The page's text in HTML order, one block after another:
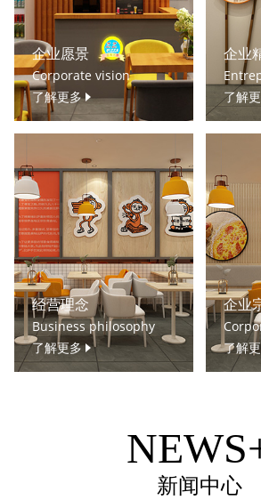
企业愿景
Corporate vision
了解更多
企业
了解
经营理念
Business philosophy
了解更多
企业
了解
新闻中心